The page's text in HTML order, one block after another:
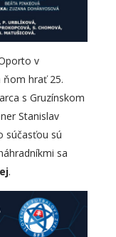
v
ňom hrať 25.
s Gruzínskom
Stanislav
súčasťou sú
sa
.